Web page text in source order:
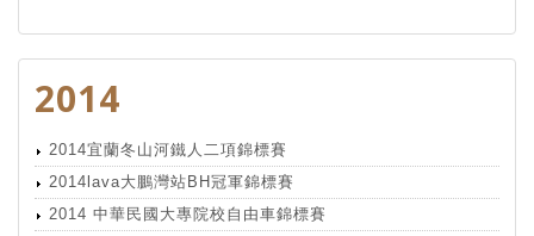
2014
2014宜蘭冬山河鐵人二項錦標賽
2014lava大鵬灣站BH冠軍錦標賽
2014 中華民國大專院校自由車錦標賽